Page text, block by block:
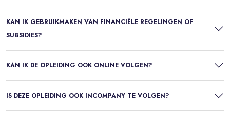
KAN IK GEBRUIKMAKEN VAN FINANCIËLE REGELINGEN OF
SUBSIDIES?
KAN IK DE OPLEIDING OOK ONLINE VOLGEN?
IS DEZE OPLEIDING OOK INCOMPANY TE VOLGEN?